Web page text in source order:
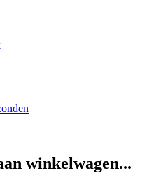
winkelwagen...